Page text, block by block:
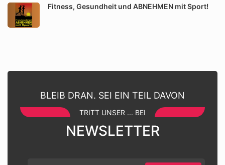
Fitness, Gesundheit und ABNEHMEN mit Sport!
BLEIB DRAN. SEI EIN TEIL DAVON
TRITT UNSER ... BEI
NEWSLETTER